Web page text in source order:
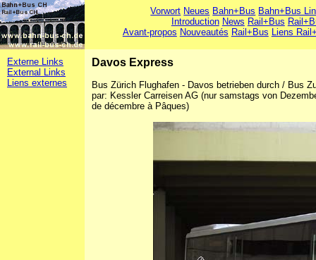
Vorwort Neues Bahn+Bus Bahn+Bus
Introduction News Rail+Bus
Avant-propos Nouveautés Rail+Bus Liens
Externe Links
External Links
Liens externes
Davos Express
Bus Zürich Flughafen - Davos betrieben durch / Bus
par: Kessler Carreisen AG (nur samstags von
de décembre à Pâques)